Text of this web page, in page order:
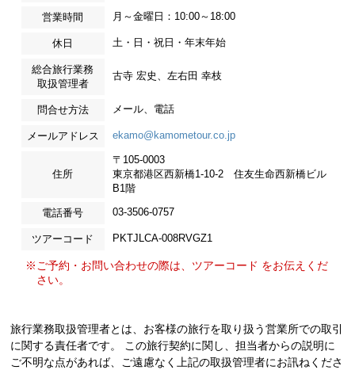
営業時間 月～金曜日：10:00～18:00
休日 土・日・祝日・年末年始
総合旅行業務
取扱管理者
古寺 宏史、左右田 幸枝
問合せ方法 メール、電話
メールアドレス ekamo@kamometour.co.jp
住所
〒105-0003
東京都港区西新橋1-10-2 住友生命西新橋ビル
B1階
電話番号 03-3506-0757
ツアーコード PKTJLCA-008RVGZ1
※ご予約・お問い合わせの際は、ツアーコード をお伝えくだ
さい。
旅行業務取扱管理者とは、お客様の旅行を取り扱う営業所での取引
に関する責任者です。 この旅行契約に関し、担当者からの説明に
ご不明な点があれば、ご遠慮なく上記の取扱管理者にお訊ねくださ